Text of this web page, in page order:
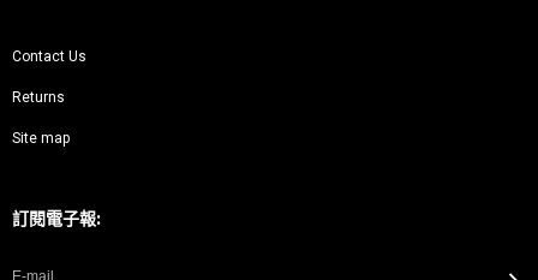
Contact Us
Returns
Site map
訂閱電子報: